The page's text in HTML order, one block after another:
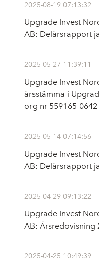
2025-08-19 07:13:32
Upgrade Invest
AB: Delårsrapport
2025-05-27 11:39:11
Upgrade Invest
årsstämma i
org nr 559165-
2025-05-14 07:14:56
Upgrade Invest
AB: Delårsrapport
2025-04-29 09:13:22
Upgrade Invest
AB: Årsredovisning
2025-04-25 10:49:39